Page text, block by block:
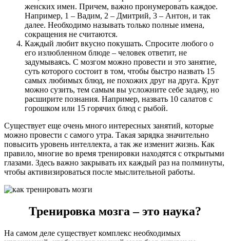
женских имен. Причем, важно пронумеровать каждое.
Например, 1 – Вадим, 2 – Дмитрий, 3 – Антон, и так
далее. Необходимо называть только полные имена,
сокращения не считаются.
Каждый любит вкусно покушать. Спросите любого о
его излюбленном блюде – человек ответит, не
задумываясь. С мозгом можно провести и это занятие,
суть которого состоит в том, чтобы быстро назвать 15
самых любимых блюд, не похожих друг на друга. Круг
можно сузить, тем самым вы усложните себе задачу, но
расширите познания. Например, назвать 10 салатов с
горошком или 15 горячих блюд с рыбой.
Существует еще очень много интересных занятий, которые
можно провести с самого утра. Такая зарядка значительно
повысить уровень интеллекта, а так же изменит жизнь. Как
правило, многие во время тренировки находятся с открытыми
глазами. Здесь важно закрывать их каждый раз на полминуты,
чтобы активизироваться после мыслительной работы.
Тренировка мозга – это наука?
На самом деле существует комплекс необходимых